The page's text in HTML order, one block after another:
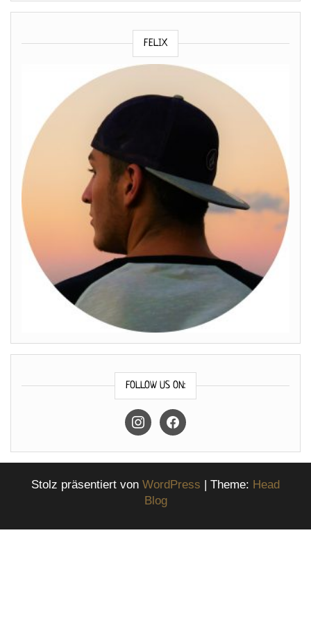
FELIX
FOLLOW US ON:
instagramfacebook
Stolz präsentiert von WordPress | Theme: Head
Blog